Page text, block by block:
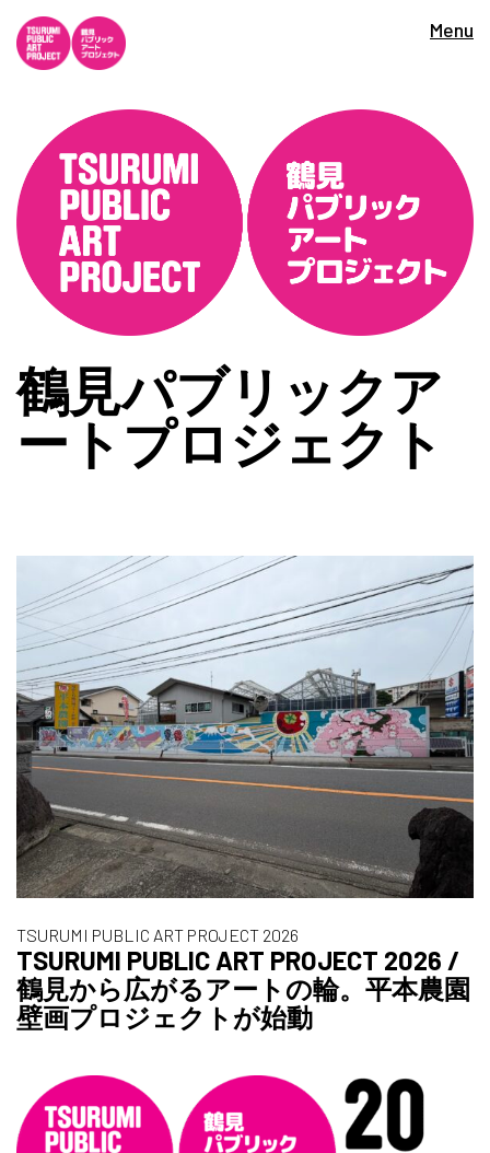
Menu
鶴見パブリックア
ートプロジェクト
TSURUMI PUBLIC ART PROJECT 2026
TSURUMI PUBLIC ART PROJECT 2026 /
鶴見から広がるアートの輪。平本農園
壁画プロジェクトが始動